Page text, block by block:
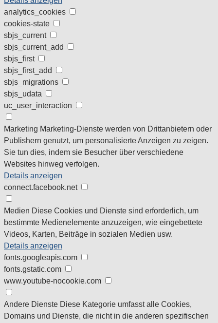
analytics_cookies
cookies-state
sbjs_current
sbjs_current_add
sbjs_first
sbjs_first_add
sbjs_migrations
sbjs_udata
uc_user_interaction
Marketing Marketing-Dienste werden von Drittanbietern oder
Publishern genutzt, um personalisierte Anzeigen zu zeigen.
Sie tun dies, indem sie Besucher über verschiedene
Websites hinweg verfolgen.
Details anzeigen
connect.facebook.net
Medien Diese Cookies und Dienste sind erforderlich, um
bestimmte Medienelemente anzuzeigen, wie eingebettete
Videos, Karten, Beiträge in sozialen Medien usw.
Details anzeigen
fonts.googleapis.com
fonts.gstatic.com
www.youtube-nocookie.com
Andere Dienste Diese Kategorie umfasst alle Cookies,
Domains und Dienste, die nicht in die anderen spezifischen